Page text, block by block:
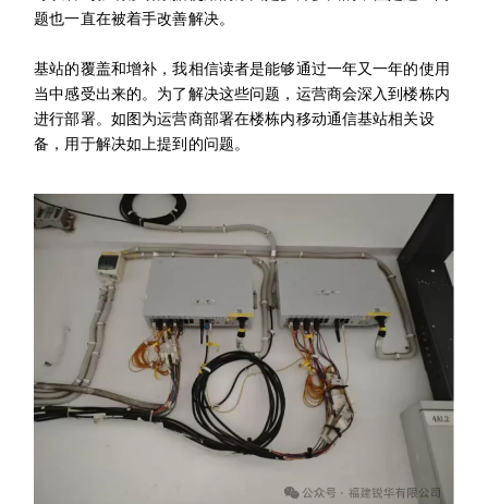
题也一直在被着手改善解决。
基站的覆盖和增补，我相信读者是能够通过一年又一年的使用
当中感受出来的。为了解决这些问题，运营商会深入到楼栋内
进行部署。如图为运营商部署在楼栋内移动通信基站相关设
备，用于解决如上提到的问题。